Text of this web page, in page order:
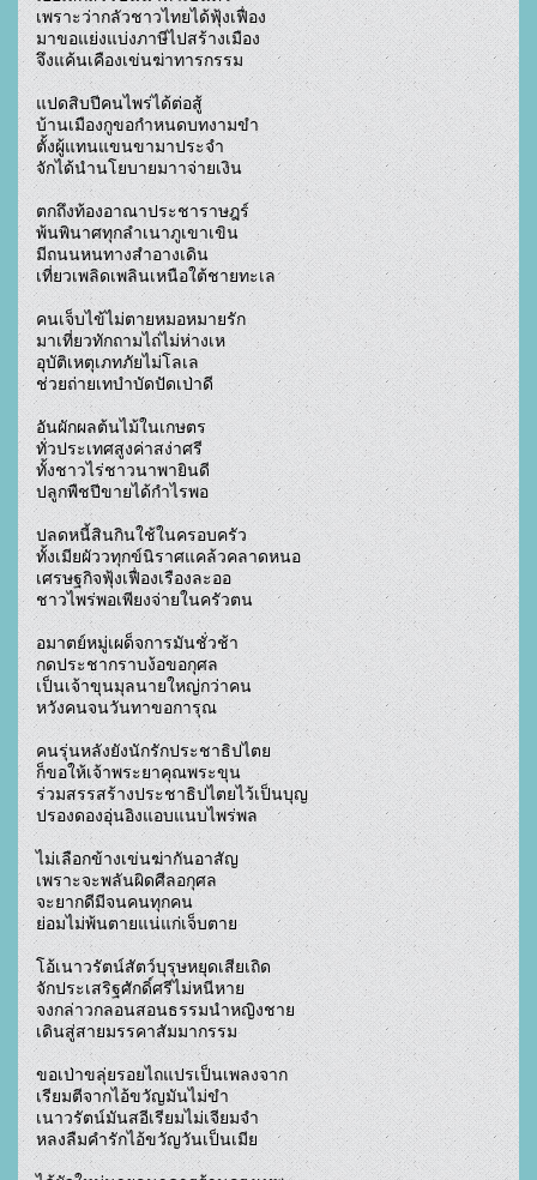
เพราะว่ากลัวชาวไทยได้ฟุ้งเฟื่อง
มาขอแย่งแบ่งภาษีไปสร้างเมือง
จึงแค้นเคืองเข่นฆ่าทารกรรม
แปดสิบปีคนไพร่ได้ต่อสู้
บ้านเมืองกูขอกำหนดบทงามขำ
ตั้งผู้แทนแขนขามาประจำ
จักได้นำนโยบายมาาจ่ายเงิน
ตกถึงท้องอาณาประชาราษฎร์
พ้นพินาศทุกลำเนาภูเขาเขิน
มีถนนหนทางสำอางเดิน
เที่ยวเพลิดเพลินเหนือใต้ชายทะเล
คนเจ็บไข้ไม่ตายหมอหมายรัก
มาเที่ยวทักถามไถ่ไม่ห่างเห
อุบัติเหตุเภทภัยไม่โลเล
ช่วยถ่ายเทบำบัดปัดเป่าดี
อันผักผลต้นไม้ในเกษตร
ทั่วประเทศสูงค่าสง่าศรี
ทั้งชาวไร่ชาวนาพายินดี
ปลูกพืชปีขายได้กำไรพอ
ปลดหนี้สินกินใช้ในครอบครัว
ทั้งเมียผัววทุกข์นิราศแคล้วคลาดหนอ
เศรษฐกิจฟุ้งเฟื่องเรืองละออ
ชาวไพร่พอเพียงจ่ายในครัวตน
อมาตย์หมู่เผด็จการมันชั่วช้า
กดประชากราบง้อขอกุศล
เป็นเจ้าขุนมุลนายใหญ่กว่าคน
หวังคนจนวันทาขอการุณ
คนรุ่นหลังยังนักรักประชาธิปไตย
ก็ขอให้เจ้าพระยาคุณพระขุน
ร่วมสรรสร้างประชาธิปไตยไว้เป็นบุญ
ปรองดองอุ่นอิงแอบแนบไพร่พล
ไม่เลือกข้างเข่นฆ่ากันอาสัญ
เพราะจะพลันผิดศีลอกุศล
จะยากดีมีจนคนทุกคน
ย่อมไม่พ้นตายแน่แก่เจ็บตาย
โอ้เนาวรัตน์สัตว์บุรุษหยุดเสียเถิด
จักประเสริฐศักดิ์ศรีไม่หนีหาย
จงกล่าวกลอนสอนธรรมนำหญิงชาย
เดินสู่สายมรรคาสัมมากรรม
ขอเป่าขลุ่ยรอยไถแปรเป็นเพลงจาก
เรียมตีจากไอ้ขวัญมันไม่ขำ
เนาวรัตน์มันสอีเรียมไม่เจียมจำ
หลงลืมคำรักไอ้ขวัญวันเป็นเมีย